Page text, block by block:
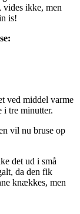
vides ikke, men
is!
ved middel varme
i tre minutter.
vil nu bruse op
det ud i små
da den fik
knækkes, men